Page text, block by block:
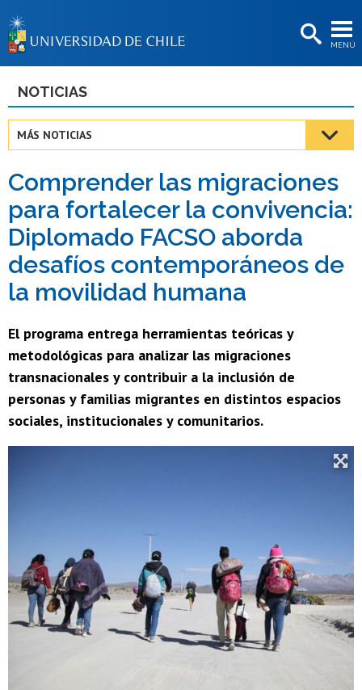
MENÚ
BIBLIOTECAS
Estudiantes
Académicas/os
Funcionarias/os
Egresadas/os
NOTICIAS
MÁS NOTICIAS
Comprender las migraciones
para fortalecer la convivencia:
Diplomado FACSO aborda
desafíos contemporáneos de
la movilidad humana
El programa entrega herramientas teóricas y
metodológicas para analizar las migraciones
transnacionales y contribuir a la inclusión de
personas y familias migrantes en distintos espacios
sociales, institucionales y comunitarios.